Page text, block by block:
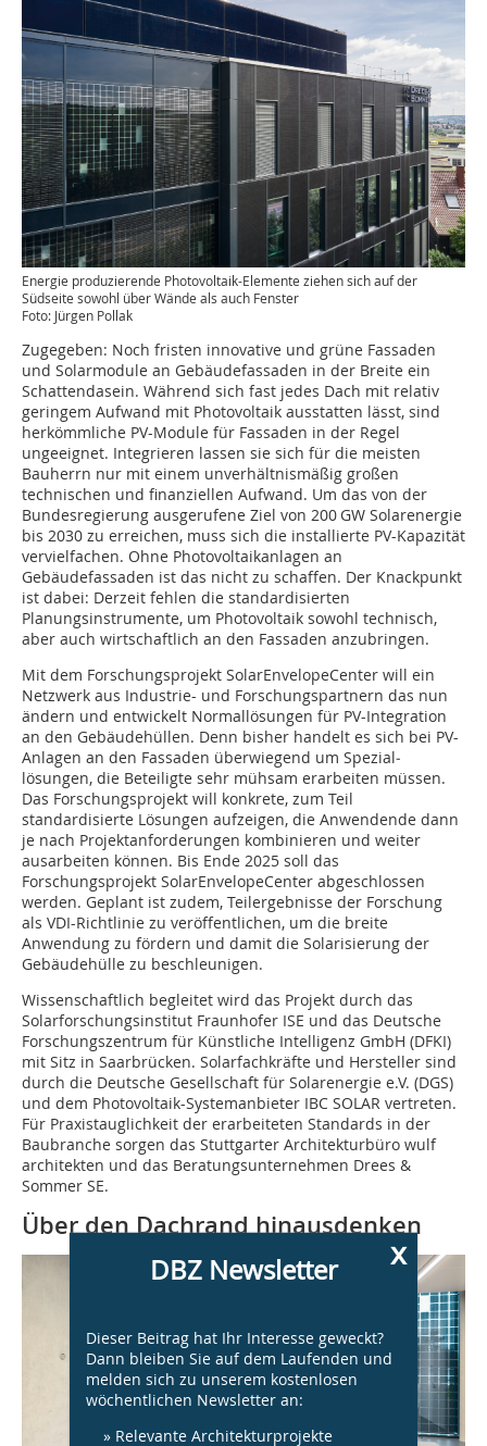
Energie produzierende Photovoltaik-Elemente ziehen sich auf der
Südseite sowohl über Wände als auch Fenster
Foto: Jürgen Pollak
Zugegeben: Noch fristen innovative und grüne Fassaden
und Solarmodule an Gebäudefassaden in der Breite ein
Schattendasein. Während sich fast jedes Dach mit relativ
geringem Aufwand mit Photovoltaik ausstatten lässt, sind
herkömmliche PV-Module für Fassaden in der Regel
ungeeignet. Integrieren lassen sie sich für die meisten
Bauherrn nur mit einem unverhältnismäßig großen
technischen und finanziellen Aufwand. Um das von der
Bundesregierung ausgerufene Ziel von 200 GW Solarenergie
bis 2030 zu erreichen, muss sich die installierte PV-Kapazität
vervielfachen. Ohne Photovoltaikanlagen an
Gebäudefassaden ist das nicht zu schaffen. Der Knackpunkt
ist dabei: Derzeit fehlen die standardisierten
Planungsinstrumente, um Photovoltaik sowohl technisch,
aber auch wirtschaftlich an den Fassaden anzubringen.
Mit dem Forschungsprojekt SolarEnvelopeCenter will ein
Netzwerk aus Industrie- und Forschungspartnern das nun
ändern und entwickelt Normallösungen für PV-Integration
an den Gebäudehüllen. Denn bisher handelt es sich bei PV-
Anlagen an den Fassaden überwiegend um Spezial­
lösungen, die Beteiligte sehr mühsam erarbeiten müssen.
Das Forschungsprojekt will konkrete, zum Teil
standardisierte Lösungen aufzeigen, die Anwendende dann
je nach Projektanforderungen kombinieren und weiter
ausarbeiten können. Bis Ende 2025 soll das
Forschungsprojekt Solar­EnvelopeCenter abgeschlossen
werden. Geplant ist zudem, Teilergebnisse der Forschung
als VDI-Richtlinie zu veröffentlichen, um die breite
Anwendung zu fördern und damit die Solarisierung der
Gebäudehülle zu beschleunigen.
Wissenschaftlich begleitet wird das Projekt durch das
Solarforschungsinstitut Fraunhofer ISE und das Deutsche
Forschungszentrum für Künstliche Intelligenz GmbH (DFKI)
mit Sitz in Saarbrücken. Solarfachkräfte und Hersteller sind
durch die Deutsche Gesellschaft für Solarenergie e.V. (DGS)
und dem Photovoltaik-Systemanbieter IBC SOLAR vertreten.
Für Praxistauglichkeit der erarbeiteten Standards in der
Baubranche sorgen das Stuttgarter Architekturbüro wulf
architekten und das Beratungsunternehmen Drees &
Sommer SE.
Über den Dachrand hinausdenken
x
DBZ Newsletter
Dieser Beitrag hat Ihr Interesse geweckt?
Dann bleiben Sie auf dem Laufenden und
melden sich zu unserem kostenlosen
wöchentlichen Newsletter an:
» Relevante Architekturprojekte